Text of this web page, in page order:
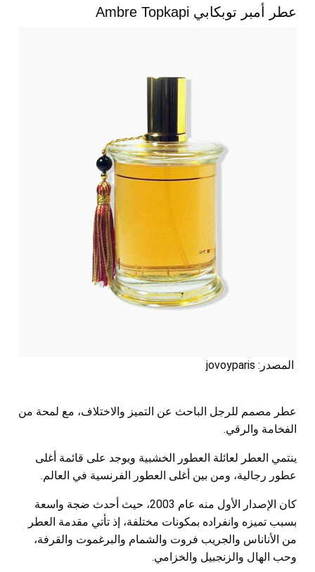
عطر أمبر توبكابي Ambre Topkapi
المصدر: jovoyparis
عطر مصمم للرجل الباحث عن التميز والاختلاف، مع لمحة من
الفخامة والرقي.
ينتمي العطر لعائلة العطور الخشبية ويوجد على قائمة أغلى
عطور رجالية، ومن بين أغلى العطور الفرنسية في العالم.
كان الإصدار الأول منه عام 2003، حيث أحدث ضجة واسعة
بسبب تميزه وانفراده بمكونات مختلفة، إذ تأتي مقدمة العطر
من الأناناس والجريب فروت والشمام والبرغموت والقرفة،
وحب الهال والزنجبيل والخزامي.